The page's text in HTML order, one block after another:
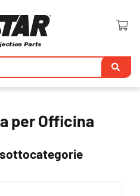
per Officina